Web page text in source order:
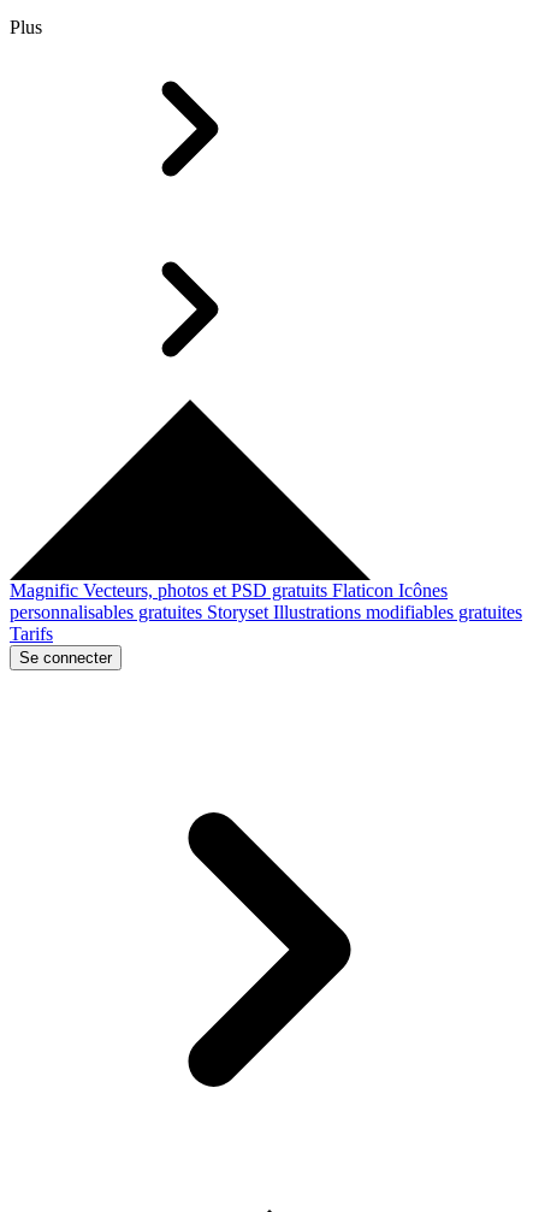
Plus
Magnific Vecteurs, photos et PSD gratuits Flaticon Icônes
personnalisables gratuites Storyset Illustrations modifiables gratuites
Tarifs
Se connecter